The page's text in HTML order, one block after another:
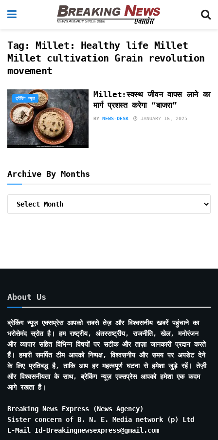
Tag: Millet: Healthy life Millet
Millet cultivation Grain revolution
movement
ट्रेंडिंग न्यूज़
Millet:स्वस्थ जीवन वापस लाने का
मार्ग प्रशस्त करेगा “बाजरा”
BY NEWS-DESK JANUARY 16, 2025
Archive By Months
About Us
ब्रेकिंग न्यूज़ एक्सप्रेस आपको सबसे तेज़ और विश्वसनीय खबरें पहुंचाने का
भरोसेमंद स्रोत है। हम राष्ट्रीय, अंतरराष्ट्रीय, राजनीति, खेल, मनोरंजन
और व्यापार सहित विभिन्न विषयों पर सटीक और ताज़ा जानकारी प्रदान करते
हैं। हमारी समर्पित टीम आपको निष्पक्ष, विश्वसनीय और समय पर अपडेट देने
के लिए प्रतिबद्ध है, ताकि आप हर महत्वपूर्ण घटना से हमेशा जुड़े रहें। तेज़ी
और विश्वसनीयता के साथ, ब्रेकिंग न्यूज़ एक्सप्रेस आपको हमेशा एक कदम
आगे रखता है।
Breaking News Express (News Agency)
Sister concern of B. N. E. Media network (p) Ltd
E-Mail Id-Breakingnewsexpress@gmail.com